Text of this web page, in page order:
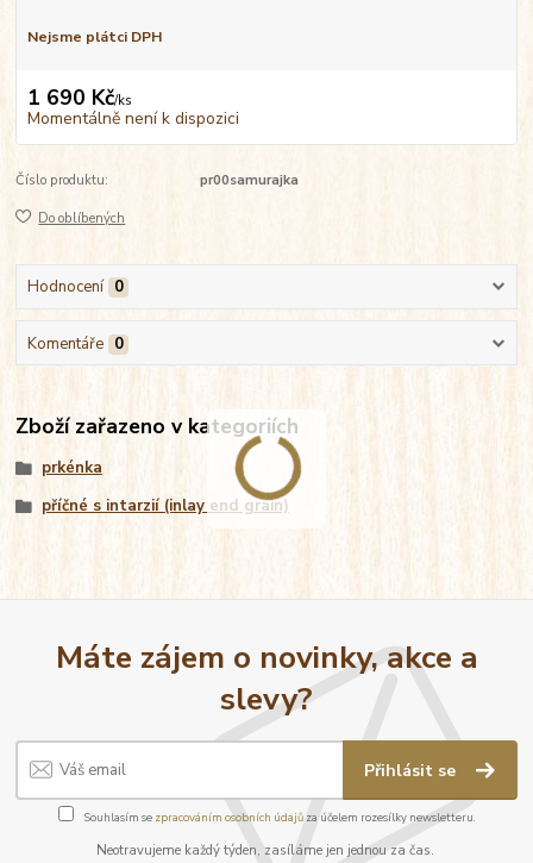
Nejsme plátci DPH
1 690 Kč/ks
Momentálně není k dispozici
Číslo produktu: pr00samurajka
Do oblíbených
Hodnocení 0
Komentáře 0
Zboží zařazeno v kategoriích
prkénka
příčné s intarzií (inlay end grain)
Máte zájem o novinky, akce a
slevy?
Přihlásit se
Souhlasím se zpracováním osobních údajůza účelem rozesílky newsletteru.
Neotravujeme každý týden, zasíláme jen jednou za čas.